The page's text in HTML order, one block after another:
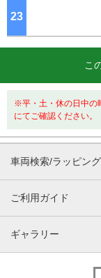
23
こ
※平・土・休の日中の
にてご確認ください。
車両検索/ラッピン
ご利用ガイド
ギャラリー